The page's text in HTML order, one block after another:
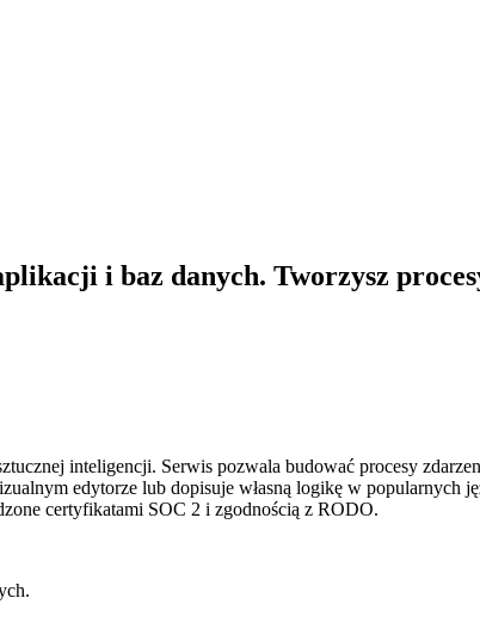
i baz danych. Tworzysz
inteligencji. Serwis pozwala budować procesy
edytorze lub dopisuje własną logikę w popularnych
certyfikatami SOC 2 i zgodnością z RODO.